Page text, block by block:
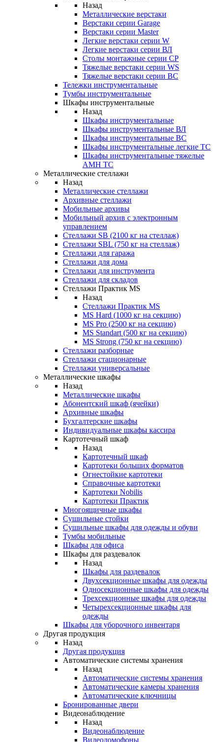
Назад
Металлические верстаки
Верстаки серии Garage
Верстаки серии Master
Легкие верстаки серии W
Легкие верстаки серии ВЛ
Столы монтажные серии СР
Тяжелые верстаки серии WS
Тяжелые верстаки серии ВС
Тележки инструментальные
Тумбы инструментальные
Шкафы инструментальные
Назад
Шкафы инструментальные
Шкафы инструментальные ВЛ
Шкафы инструментальные ВС
Шкафы инструментальные легкие ТС
Шкафы инструментальные тяжелые
AMH TC
Металлические стеллажи
Назад
Металлические стеллажи
Архивные стеллажи
Мобильные архивы
Мобильный архив с электронным
управлением
Стеллажи SB (2100 кг на стеллаж)
Стеллажи SBL (750 кг на стеллаж)
Стеллажи для гаража
Стеллажи для дома
Стеллажи для инструмента
Стеллажи для складов
Стеллажи Практик MS
Назад
Стеллажи Практик MS
MS Hard (1000 кг на секцию)
MS Pro (2500 кг на секцию)
MS Standart (500 кг на секцию)
MS Strong (750 кг на секцию)
Стеллажи разборные
Стеллажи стационарные
Стеллажи универсальные
Металлические шкафы
Назад
Металлические шкафы
Абонентский шкаф (ячейки)
Архивные шкафы
Бухгалтерские шкафы
Индивидуальные шкафы кассира
Картотечный шкаф
Назад
Картотечный шкаф
Картотеки больших форматов
Огнестойкие картотеки
Справочные картотеки
Картотеки Nobilis
Картотеки Практик
Многоящичные шкафы
Сушильные стойки
Сушильные шкафы для одежды и обуви
Тумбы мобильные
Шкафы для офиса
Шкафы для раздевалок
Назад
Шкафы для раздевалок
Двухсекционные шкафы для одежды
Односекционные шкафы для одежды
Трехсекционные шкафы для одежды
Четырехсекционные шкафы для
одежды
Шкафы для уборочного инвентаря
Другая продукция
Назад
Другая продукция
Автоматические системы хранения
Назад
Автоматические системы хранения
Автоматические камеры хранения
Автоматические ключницы
Бронированные двери
Видеонаблюдение
Назад
Видеонаблюдение
Видеодомофоны